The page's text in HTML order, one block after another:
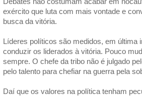
exército que luta com mais vontade e
busca da vitória.
Líderes políticos são medidos, em última
conduzir os liderados à vitória. Pouco
sempre. O chefe da tribo não é julgado
pelo talento para chefiar na guerra pela
Daí que os valores na política tenham